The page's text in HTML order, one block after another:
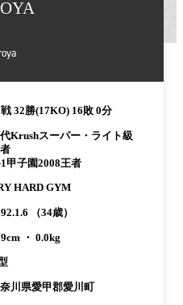
32勝(17KO) 16敗 0分
Krushスーパー・ライト級
甲子園2008王者
HARD GYM
（34歳）
・ 0.0kg
川県愛甲郡愛川町